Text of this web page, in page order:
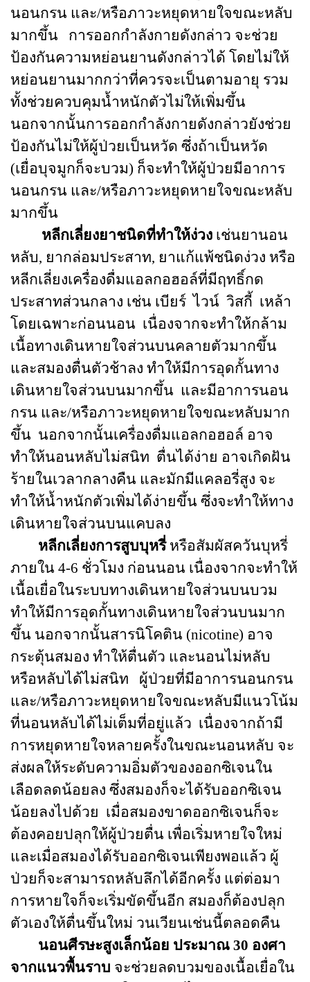
นอนกรน และ/หรือภาวะหยุดหายใจขณะหลับ
มากขึ้น การออกกำลังกายดังกล่าว จะช่วย
ป้องกันความหย่อนยานดังกล่าวได้ โดยไม่ให้
หย่อนยานมากกว่าที่ควรจะเป็นตามอายุ รวม
ทั้งช่วยควบคุมน้ำหนักตัวไม่ให้เพิ่มขึ้น
นอกจากนั้นการออกกำลังกายดังกล่าวยังช่วย
ป้องกันไม่ให้ผู้ป่วยเป็นหวัด ซึ่งถ้าเป็นหวัด
(เยื่อบุจมูกก็จะบวม) ก็จะทำให้ผู้ป่วยมีอาการ
นอนกรน และ/หรือภาวะหยุดหายใจขณะหลับ
มากขึ้น
หลีกเลี่ยงยาชนิดที่ทำให้ง่วง เช่นยานอน
หลับ, ยากล่อมประสาท, ยาแก้แพ้ชนิดง่วง หรือ
หลีกเลี่ยงเครื่องดื่มแอลกอฮอล์ที่มีฤทธิ์กด
ประสาทส่วนกลาง เช่น เบียร์ ไวน์ วิสกี้ เหล้า
โดยเฉพาะก่อนนอน เนื่องจากจะทำให้กล้าม
เนื้อทางเดินหายใจส่วนบนคลายตัวมากขึ้น
และสมองตื่นตัวช้าลง ทำให้มีการอุดกั้นทาง
เดินหายใจส่วนบนมากขึ้น และมีอาการนอน
กรน และ/หรือภาวะหยุดหายใจขณะหลับมาก
ขึ้น นอกจากนั้นเครื่องดื่มแอลกอฮอล์ อาจ
ทำให้นอนหลับไม่สนิท ตื่นได้ง่าย อาจเกิดฝัน
ร้ายในเวลากลางคืน และมักมีแคลอรี่สูง จะ
ทำให้น้ำหนักตัวเพิ่มได้ง่ายขึ้น ซึ่งจะทำให้ทาง
เดินหายใจส่วนบนแคบลง
หลีกเลี่ยงการสูบบุหรี่หรือสัมผัสควันบุหรี่
ภายใน 4-6 ชั่วโมง ก่อนนอน เนื่องจากจะทำให้
เนื้อเยื่อในระบบทางเดินหายใจส่วนบนบวม
ทำให้มีการอุดกั้นทางเดินหายใจส่วนบนมาก
ขึ้น นอกจากนั้นสารนิโคติน (nicotine) อาจ
กระตุ้นสมอง ทำให้ตื่นตัว และนอนไม่หลับ
หรือหลับได้ไม่สนิท ผู้ป่วยที่มีอาการนอนกรน
และ/หรือภาวะหยุดหายใจขณะหลับมีแนวโน้ม
ที่นอนหลับได้ไม่เต็มที่อยู่แล้ว เนื่องจากถ้ามี
การหยุดหายใจหลายครั้งในขณะนอนหลับ จะ
ส่งผลให้ระดับความอิ่มตัวของออกซิเจนใน
เลือดลดน้อยลง ซึ่งสมองก็จะได้รับออกซิเจน
น้อยลงไปด้วย เมื่อสมองขาดออกซิเจนก็จะ
ต้องคอยปลุกให้ผู้ป่วยตื่น เพื่อเริ่มหายใจใหม่
และเมื่อสมองได้รับออกซิเจนเพียงพอแล้ว ผู้
ป่วยก็จะสามารถหลับลึกได้อีกครั้ง แต่ต่อมา
การหายใจก็จะเริ่มขัดขึ้นอีก สมองก็ต้องปลุก
ตัวเองให้ตื่นขึ้นใหม่ วนเวียนเช่นนี้ตลอดคืน
นอนศีรษะสูงเล็กน้อย ประมาณ 30 องศา
จากแนวพื้นราบ จะช่วยลดบวมของเนื้อเยื่อใน